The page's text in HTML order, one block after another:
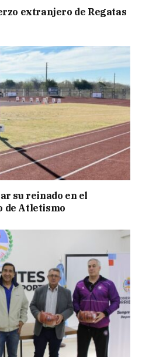
extranjero de Regatas
su reinado en el
de Atletismo